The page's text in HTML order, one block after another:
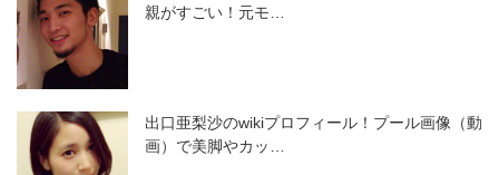
親がすごい！元モ…
出口亜梨沙のwikiプロフィール！プール画像（動
画）で美脚やカッ…